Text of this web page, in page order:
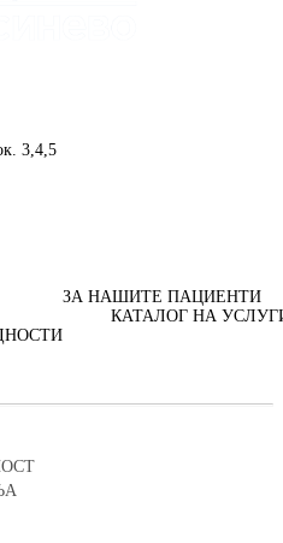
3,4,5
ЗА НАШИТЕ ПАЦИЕНТИ
КАТАЛОГ НА